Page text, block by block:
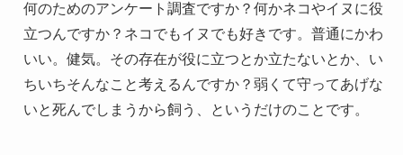
何のためのアンケート調査ですか？何かネコやイヌに役
立つんですか？ネコでもイヌでも好きです。普通にかわ
いい。健気。その存在が役に立つとか立たないとか、い
ちいちそんなこと考えるんですか？弱くて守ってあげな
いと死んでしまうから飼う、というだけのことです。